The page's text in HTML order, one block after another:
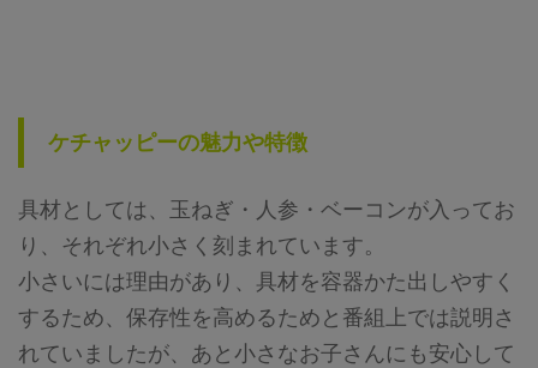
ケチャッピーの魅力や特徴
具材としては、玉ねぎ・人参・ベーコンが入ってお
り、それぞれ小さく刻まれています。
小さいには理由があり、具材を容器かた出しやすく
するため、保存性を高めるためと番組上では説明さ
れていましたが、あと小さなお子さんにも安心して